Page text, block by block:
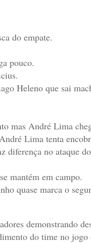
do empate.
pouco.
Heleno que sai
mas André Lima
Lima tenta
diferença no ataque
mantém em campo.
quase marca o
demonstrando
do time no